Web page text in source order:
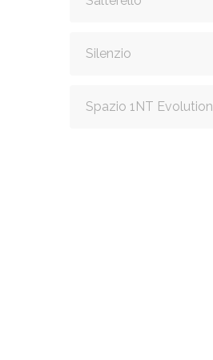
Silenzio
Spazio 1NT Evolution